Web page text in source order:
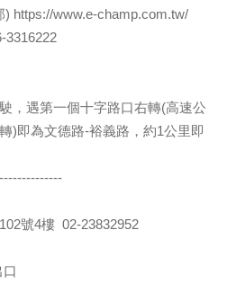
) https://www.e-champ.com.tw/
3316222
，遇第一個十字路口右轉(高速公
)即為文德路-裕義路，約1公里即
號4樓 02-23832952